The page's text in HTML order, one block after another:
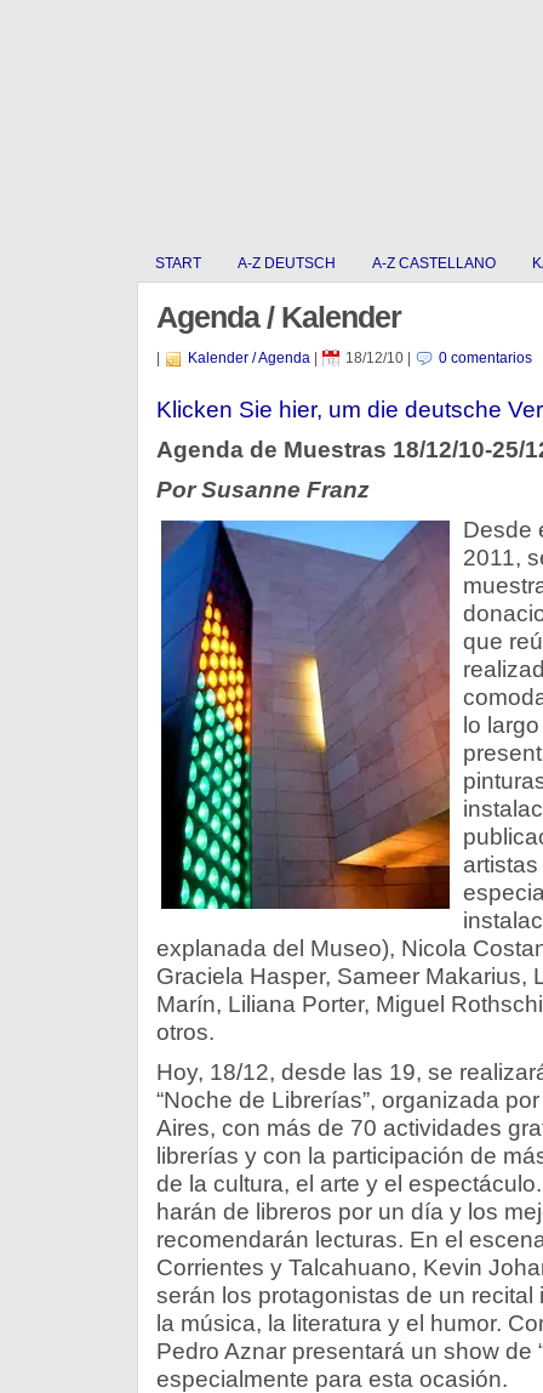
START A-Z DEUTSCH A-Z CASTELLANO
Agenda / Kalender
Kalender / Agenda| 18/12/10| 0 comentarios
Klicken Sie hier, um die deutsche
Agenda de Muestras 18/12/10-25/
Por Susanne Franz
Desde
2011,
que
lo
explanada del Museo), Nicola
Graciela Hasper, Sameer Makarius,
Marín, Liliana Porter, Miguel
otros.
Hoy, 18/12, desde las 19, se
“Noche de Librerías”, organizada
Aires, con más de 70 actividades
librerías y con la participación de
de la cultura, el arte y el
harán de libreros por un día y los
recomendarán lecturas. En el
Corrientes y Talcahuano, Kevin
serán los protagonistas de un recital
la música, la literatura y el humor.
Pedro Aznar presentará un show de
especialmente para esta ocasión.